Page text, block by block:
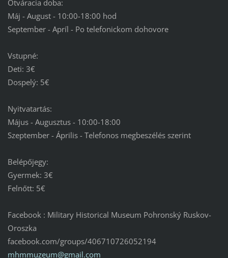
Otváracia doba:
Máj - August - 10:00-18:00 hod
September - Apríl - Po telefonickom dohovore
Vstupné:
Deti: 3€
Dospelý: 5€
Nyitvatartás:
Május - Augusztus - 10:00-18:00
Szeptember - Április - Telefonos megbeszélés szerint
Belépőjegy:
Gyermek: 3€
Felnőtt: 5€
Facebook : Military Historical Museum Pohronský Ruskov-
Oroszka
facebook.com/groups/406710726052194
mhmmuzeum@gmail.com